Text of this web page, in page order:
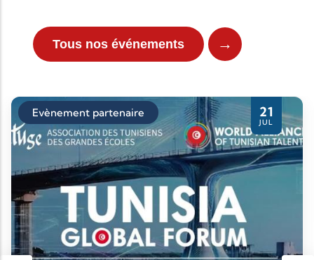
Tous nos événements →
21
JUL
Evènement partenaire